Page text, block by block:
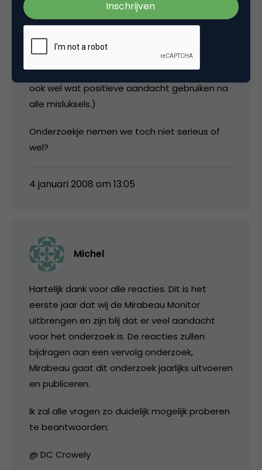
M.Ietje
Leuke marketing van Mireabeau om zichzelf
nog eens in de picture te zetten. (Ze kunnen
ook wel wat positieve aandacht gebruiken na
alle misluksels.)
Onderzoekje nemen we toch niet serieus of
wel?
4 januari 2008 om 13:05
Michel
Hartelijk dank voor alle reacties. Dit is het
eerste jaar dat wij de Mirabeau Monitor
uitbrengen en zijn blij dat er veel aandacht
voor het onderzoek is. De reacties zullen
bijdragen aan een vervolg onderzoek,
Mirabeau gaat dit onderzoek jaarlijks uitvoeren
en publiceren.
Ik zal alle vragen zo duidelijk mogelijk proberen
te beantwoorden:
@ DC Crowely